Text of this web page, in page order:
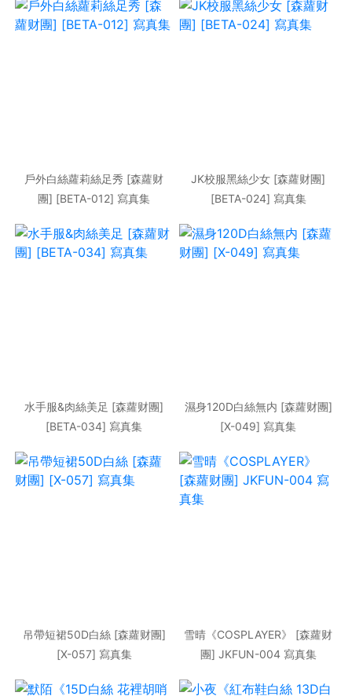
戶外白絲蘿莉絲足秀 [森蘿财
團] [BETA-012] 寫真集
JK校服黑絲少女 [森蘿财團]
[BETA-024] 寫真集
水手服&肉絲美足 [森蘿财團]
[BETA-034] 寫真集
濕身120D白絲無内 [森蘿财團]
[X-049] 寫真集
吊帶短裙50D白絲 [森蘿财團]
[X-057] 寫真集
雪晴《COSPLAYER》 [森蘿财
團] JKFUN-004 寫真集